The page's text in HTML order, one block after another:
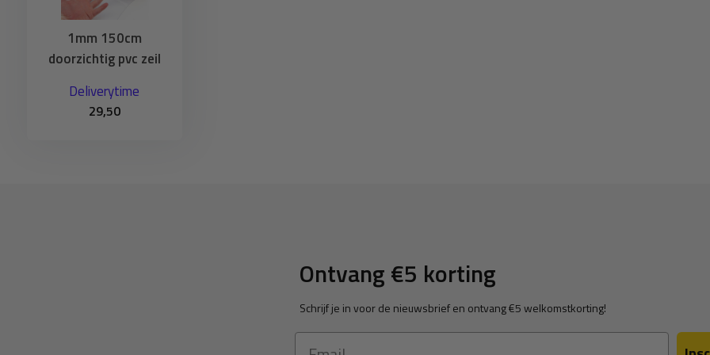
gebruikt worden als transparant raamzeil voor de overkapping voor degene die echt een
robuust zeil willen.
Advies
Doorzichtig zeil rollen we op spanning op waardoor het altijd nog iets kan rekken en
1mm 150cm
doorzichtig pvc zeil
Deliverytime
29,50
Ontvang €5 korting
Schrijf je in voor de nieuwsbrief en ontvang €5 welkomstkorting!
Email